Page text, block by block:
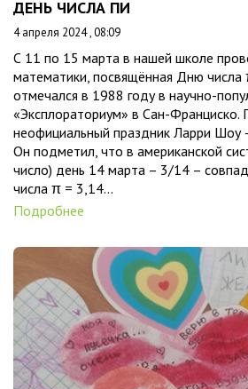
ДЕНЬ ЧИСЛА ПИ
4 апреля 2024 , 08:09
С 11 по 15 марта в нашей школе
математики, посвящённая Дню числа
отмечался в 1988 году в научно-
«Эксплораториум» в Сан-Франциско.
неофициальный праздник Ларри Шоу
Он подметил, что в американской
число) день 14 марта – 3/14 –
числа π = 3,14…
Подробнее